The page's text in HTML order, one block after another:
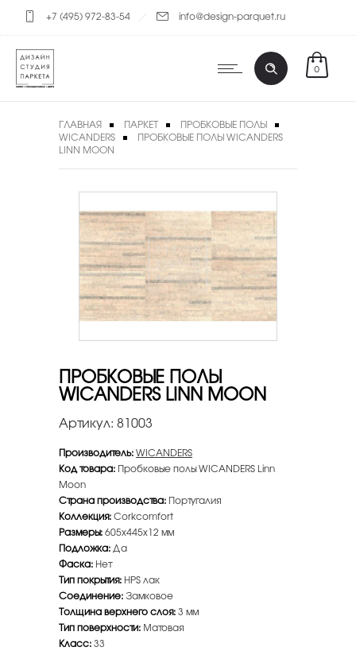
+7 (495) 972-83-54 info@design-parquet.ru
0
ГЛАВНАЯ ПАРКЕТ
ПРОБКОВЫЕ ПОЛЫ
WICANDERS
ПРОБКОВЫЕ ПОЛЫ WICANDERS
LINN MOON
ПРОБКОВЫЕ ПОЛЫ
WICANDERS LINN MOON
Артикул: 81003
Производитель:WICANDERS
Код товара: Пробковые полы WICANDERS Linn
Moon
Страна производства: Португалия
Коллекция:Corkcomfort
Размеры:605х445х12 мм
Подложка:Да
Фаска: Нет
Тип покрытия: HPS лак
Соединение:Замковое
Толщина верхнего слоя:3 мм
Тип поверхности: Матовая
Класс:33